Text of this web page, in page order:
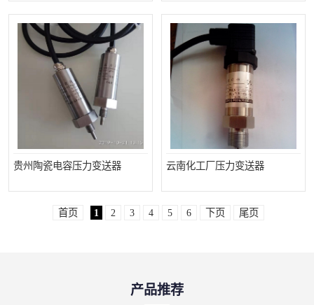
贵州陶瓷电容压力变送器 云南化工厂压力变送器
首页 1 2 3 4 5 6 下页 尾页
产品推荐